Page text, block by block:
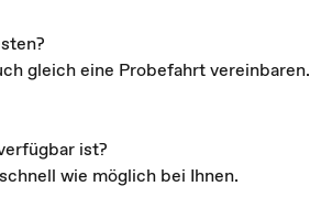
gleich eine Probefahrt vereinbaren.
ist?
wie möglich bei Ihnen.